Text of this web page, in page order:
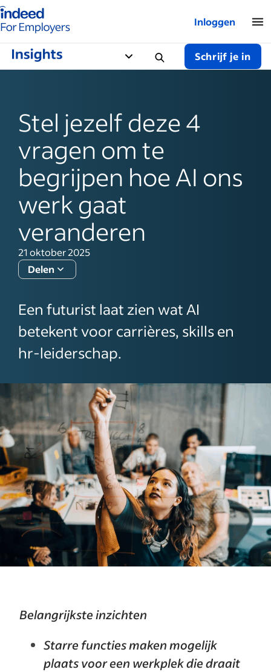
van Indeed - Voor werkgevers
Inloggen
Schrijf je in
Stel jezelf deze 4
vragen om te
begrijpen hoe AI ons
werk gaat
veranderen
21 oktober 2025
Delen
Een futurist laat zien wat AI
betekent voor carrières, skills en
hr-leiderschap.
Belangrijkste inzichten
Starre functies maken mogelijk
plaats voor een werkplek die draait